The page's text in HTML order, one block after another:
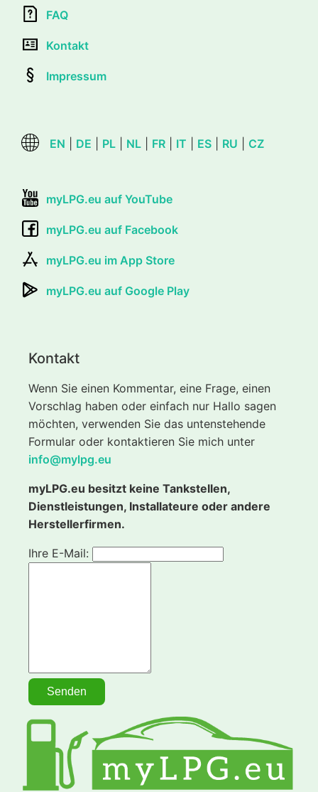
FAQ
Kontakt
Impressum
EN DE PL NL FR IT ES RU CZ
myLPG.eu auf YouTube
myLPG.eu auf Facebook
myLPG.eu im App Store
myLPG.eu auf Google Play
Kontakt
Wenn Sie einen Kommentar, eine Frage, einen
Vorschlag haben oder einfach nur Hallo sagen
möchten, verwenden Sie das untenstehende
Formular oder kontaktieren Sie mich unter
info@mylpg.eu
myLPG.eu besitzt keine Tankstellen,
Dienstleistungen, Installateure oder andere
Herstellerfirmen.
Ihre E-Mail: